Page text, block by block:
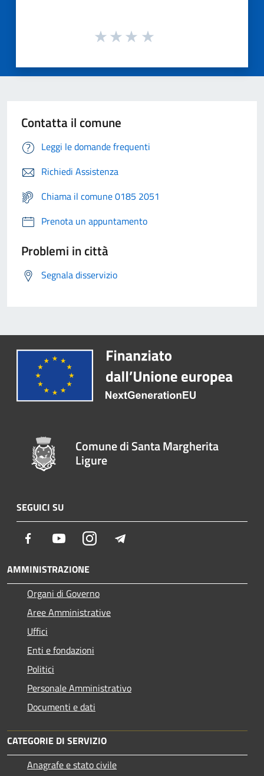
Contatta il comune
Leggi le domande frequenti
Richiedi Assistenza
Chiama il comune 0185 2051
Prenota un appuntamento
Problemi in città
Segnala disservizio
Comune di Santa Margherita
Ligure
SEGUICI SU
Facebook YoutubeInstagram
AMMINISTRAZIONE
Organi di Governo
Aree Amministrative
Uffici
Enti e fondazioni
Politici
Personale Amministrativo
Documenti e dati
CATEGORIE DI SERVIZIO
Anagrafe e stato civile